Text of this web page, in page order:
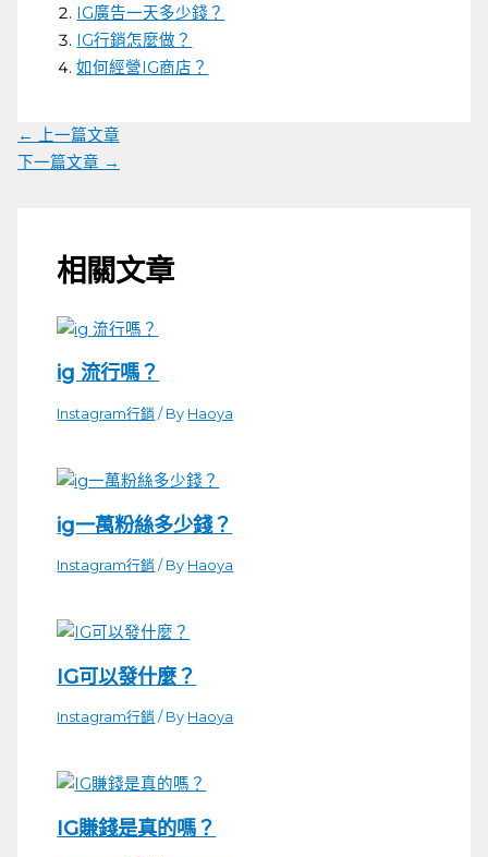
IG廣告一天多少錢？
IG行銷怎麼做？
如何經營IG商店？
←
上一篇文章
下一篇文章 →
相關文章
ig 流行嗎？
Instagram行銷 / By Haoya
ig一萬粉絲多少錢？
Instagram行銷 / By Haoya
IG可以發什麼？
Instagram行銷 / By Haoya
IG賺錢是真的嗎？